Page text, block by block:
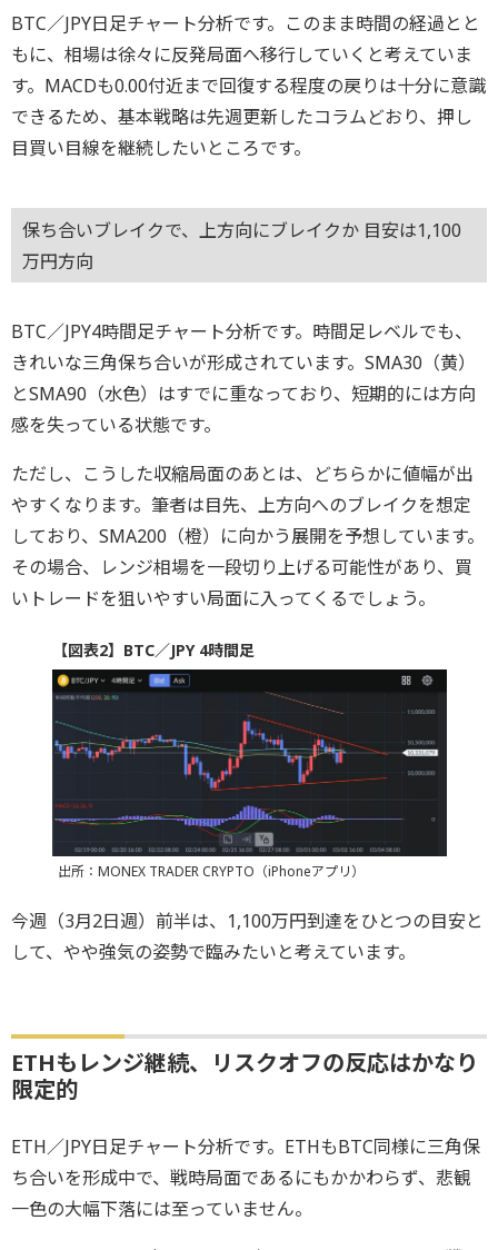
BTC／JPY日足チャート分析です。このまま時間の経過とと
もに、相場は徐々に反発局面へ移行していくと考えていま
す。MACDも0.00付近まで回復する程度の戻りは十分に意識
できるため、基本戦略は先週更新したコラムどおり、押し
目買い目線を継続したいところです。
保ち合いブレイクで、上方向にブレイクか 目安は1,100
万円方向
BTC／JPY4時間足チャート分析です。時間足レベルでも、
きれいな三角保ち合いが形成されています。SMA30（黄）
とSMA90（水色）はすでに重なっており、短期的には方向
感を失っている状態です。
ただし、こうした収縮局面のあとは、どちらかに値幅が出
やすくなります。筆者は目先、上方向へのブレイクを想定
しており、SMA200（橙）に向かう展開を予想しています。
その場合、レンジ相場を一段切り上げる可能性があり、買
いトレードを狙いやすい局面に入ってくるでしょう。
【図表2】BTC／JPY 4時間足
出所：MONEX TRADER CRYPTO（iPhoneアプリ）
今週（3月2日週）前半は、1,100万円到達をひとつの目安と
して、やや強気の姿勢で臨みたいと考えています。
ETHもレンジ継続、リスクオフの反応はかなり
限定的
ETH／JPY日足チャート分析です。ETHもBTC同様に三角保
ち合いを形成中で、戦時局面であるにもかかわらず、悲観
一色の大幅下落には至っていません。